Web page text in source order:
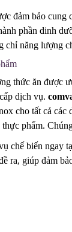
đảm bảo cung
phần dinh
chỉ năng lượng
thức ăn được
dịch vụ.
cho tất cả các
phẩm.
chế biến ngay
ra, giúp đảm